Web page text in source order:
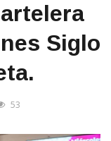
Siglo
53